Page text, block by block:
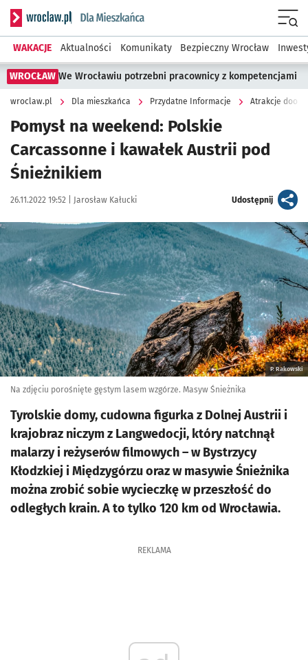
Serwis informacyjny wroclaw.pl podserwis: Dla mieszkańca
WAKACJE Aktualności Komunikaty Bezpieczny Wrocław
WROCŁAW We Wrocławiu potrzebni pracownicy z kompetencjami
wroclaw.pl Dla mieszkańca Przydatne Informacje Atrakcje
Pomysł na weekend: Polskie
Carcassonne i kawałek Austrii pod
Śnieżnikiem
Data publikacji:
26.11.2022 19:52 | Autor:
Jarosław Kałucki Udostępnijartykuł
Kliknij, aby powiększyć
P. Rakowski
Na zdjęciu porośnięte gęstym lasem wzgórze. Masyw Śnieżnika
Tyrolskie domy, cudowna figurka z Dolnej Austrii i
krajobraz niczym z Langwedocji, który natchnął
malarzy i reżyserów filmowych – w Bystrzycy
Kłodzkiej i Międzygórzu oraz w masywie Śnieżnika
można zrobić sobie wycieczkę w przeszłość do
odległych krain. A to tylko 120 km od Wrocławia.
REKLAMA